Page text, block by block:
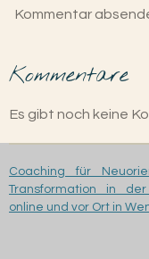
Kommentar
Kommentare
Es gibt noch keine
Coaching für
Transformation in der
online und vor Ort in